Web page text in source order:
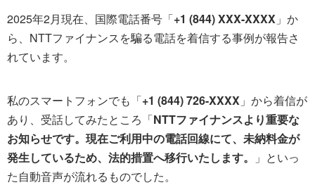
2025年2月現在、国際電話番号「+1 (844) XXX-XXXX 」か
ら、NTTファイナンスを騙る電話を着信する事例が報告さ
れています。
私のスマートフォンでも「+1 (844) 726-XXXX 」から着信が
あり、受話してみたところ「NTTファイナンスより重要な
お知らせです。現在ご利用中の電話回線にて、未納料金が
発生しているため、法的措置へ移行いたします。
」といっ
た自動音声が流れるものでした。